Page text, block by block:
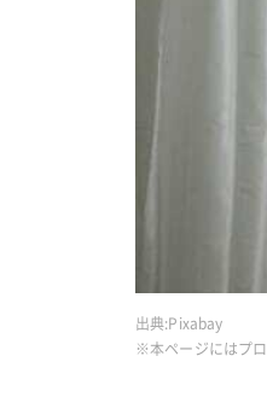
出典:Pixabay
※本ページにはプ